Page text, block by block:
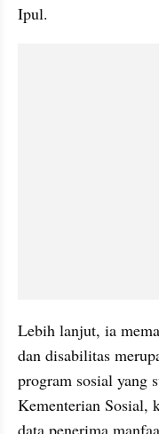
Ipul.
Lebih lanjut, ia
dan disabilitas
program sosial yang
Kementerian Sosial,
data penerima